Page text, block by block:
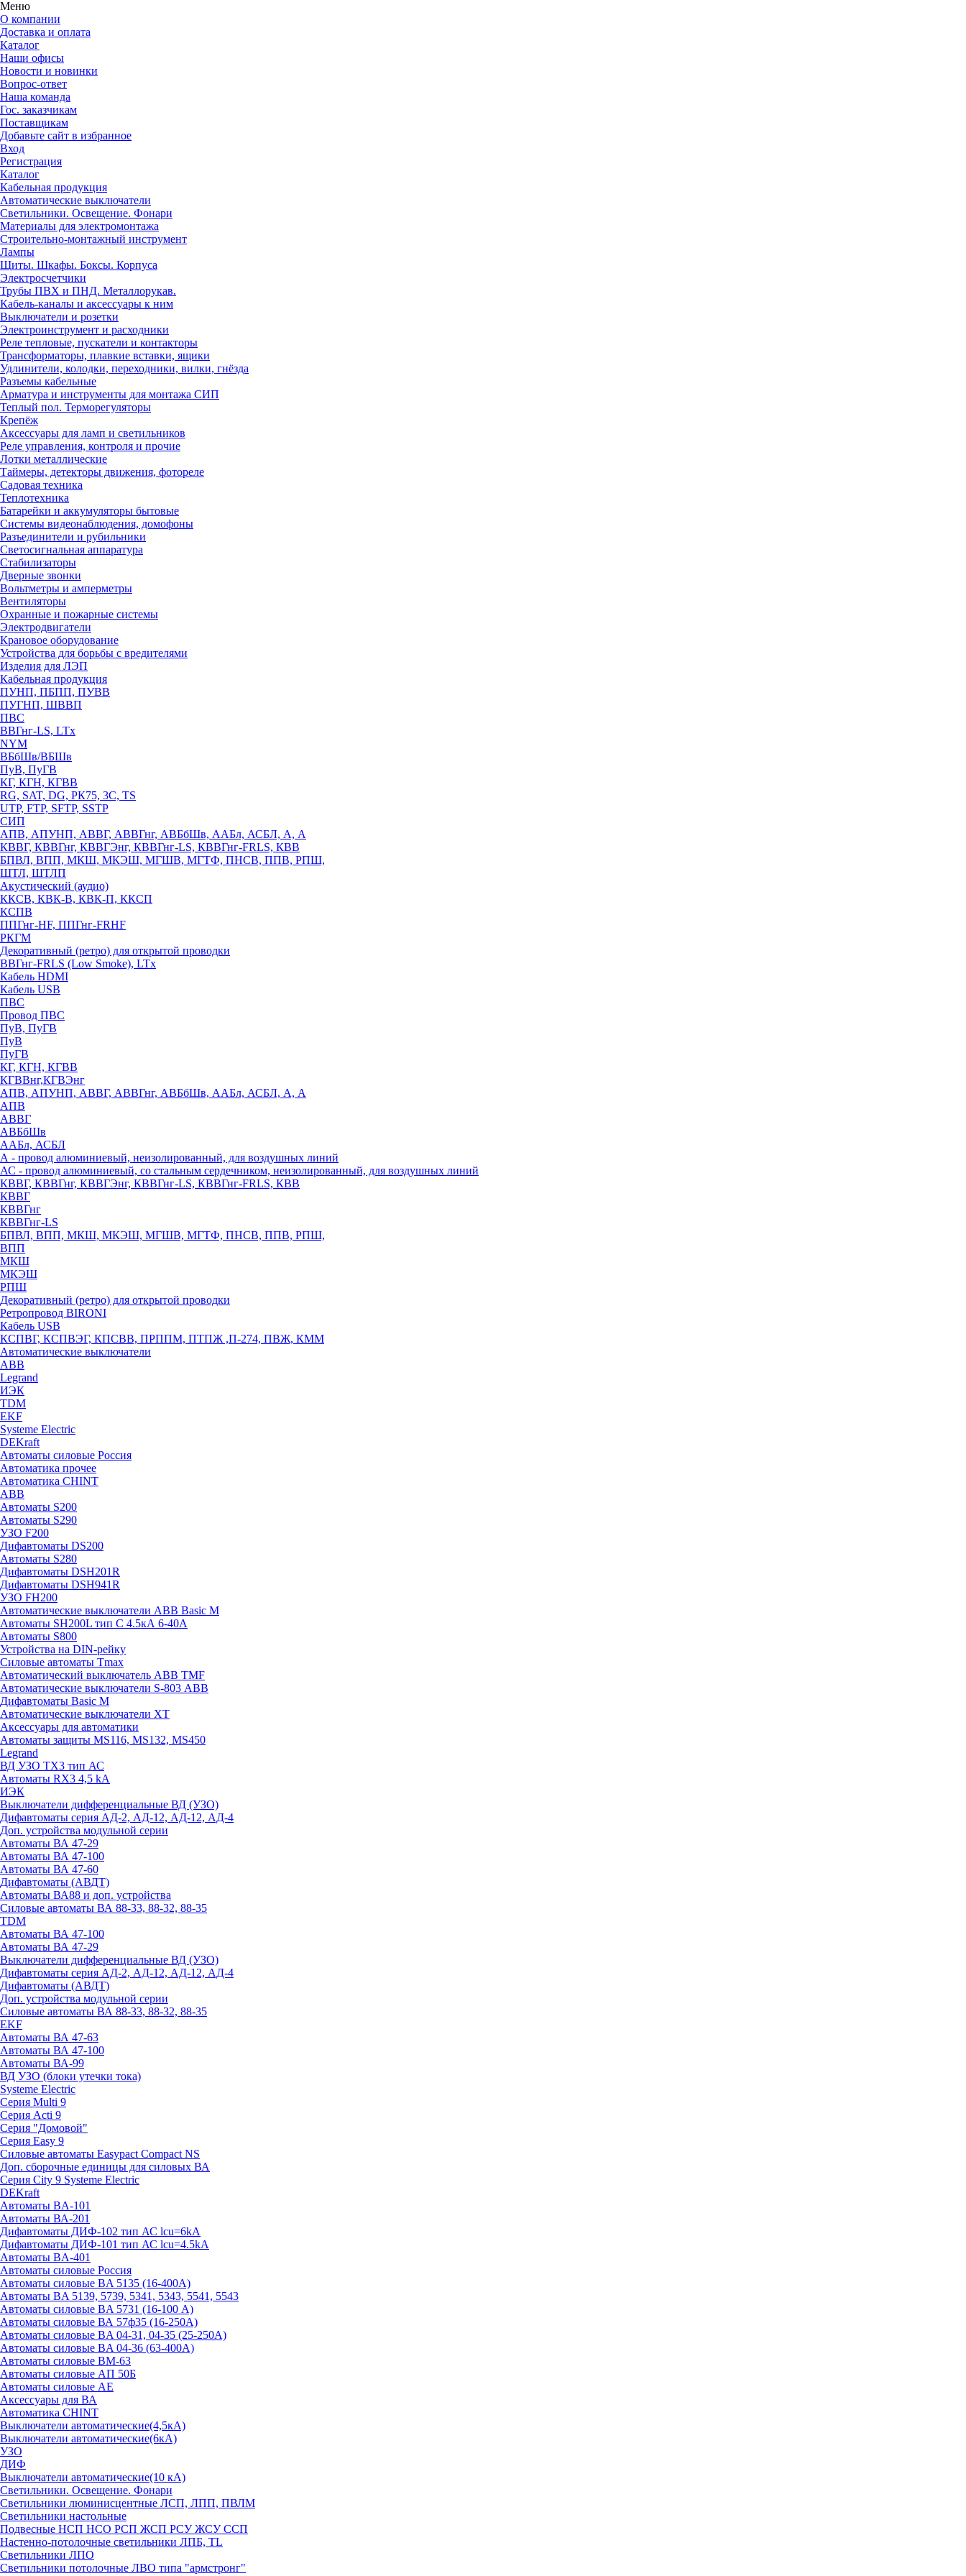
Меню
О компании
Доставка и оплата
Каталог
Наши офисы
Новости и новинки
Вопрос-ответ
Наша команда
Гос. заказчикам
Поставщикам
Добавьте сайт в избранное
Вход
Регистрация
Каталог
Кабельная продукция
Автоматические выключатели
Светильники. Освещение. Фонари
Материалы для электромонтажа
Строительно-монтажный инструмент
Лампы
Щиты. Шкафы. Боксы. Корпуса
Электросчетчики
Трубы ПВХ и ПНД. Металлорукав.
Кабель-каналы и аксессуары к ним
Выключатели и розетки
Электроинструмент и расходники
Реле тепловые, пускатели и контакторы
Трансформаторы, плавкие вставки, ящики
Удлинители, колодки, переходники, вилки, гнёзда
Разъемы кабельные
Арматура и инструменты для монтажа СИП
Теплый пол. Терморегуляторы
Крепёж
Аксессуары для ламп и светильников
Реле управления, контроля и прочие
Лотки металлические
Таймеры, детекторы движения, фотореле
Садовая техника
Теплотехника
Батарейки и аккумуляторы бытовые
Системы видеонаблюдения, домофоны
Разъединители и рубильники
Светосигнальная аппаратура
Стабилизаторы
Дверные звонки
Вольтметры и амперметры
Вентиляторы
Охранные и пожарные системы
Электродвигатели
Крановое оборудование
Устройства для борьбы с вредителями
Изделия для ЛЭП
Кабельная продукция
ПУНП, ПБПП, ПУВВ
ПУГНП, ШВВП
ПВС
ВВГнг-LS, LTx
NYM
ВБбШв/ВБШв
ПуВ, ПуГВ
КГ, КГН, КГВВ
RG, SAT, DG, РК75, 3С, TS
UTP, FTP, SFTP, SSTP
СИП
АПВ, АПУНП, АВВГ, АВВГнг, АВБбШв, ААБл, АСБЛ, А, А
КВВГ, КВВГнг, КВВГЭнг, КВВГнг-LS, КВВГнг-FRLS, КВВ
БПВЛ, ВПП, МКШ, МКЭШ, МГШВ, МГТФ, ПНСВ, ППВ, РПШ,
ШТЛ, ШТЛП
Акустический (аудио)
ККСВ, КВК-В, КВК-П, ККСП
КСПВ
ППГнг-HF, ППГнг-FRHF
РКГМ
Декоративный (ретро) для открытой проводки
ВВГнг-FRLS (Low Smoke), LTx
Кабель HDMI
Кабель USB
ПВС
Провод ПВС
ПуВ, ПуГВ
ПуВ
ПуГВ
КГ, КГН, КГВВ
КГВВнг,КГВЭнг
АПВ, АПУНП, АВВГ, АВВГнг, АВБбШв, ААБл, АСБЛ, А, А
АПВ
АВВГ
АВБбШв
ААБл, АСБЛ
А - провод алюминиевый, неизолированный, для воздушных линий
АС - провод алюминиевый, со стальным сердечником, неизолированный, для воздушных линий
КВВГ, КВВГнг, КВВГЭнг, КВВГнг-LS, КВВГнг-FRLS, КВВ
КВВГ
КВВГнг
КВВГнг-LS
БПВЛ, ВПП, МКШ, МКЭШ, МГШВ, МГТФ, ПНСВ, ППВ, РПШ,
ВПП
МКШ
МКЭШ
РПШ
Декоративный (ретро) для открытой проводки
Ретропровод BIRONI
Кабель USB
КСПВГ, КСПВЭГ, КПСВВ, ПРППМ, ПТПЖ ,П-274, ПВЖ, КММ
Автоматические выключатели
ABB
Legrand
ИЭК
TDM
EKF
Systeme Electric
DEKraft
Автоматы силовые Россия
Автоматика прочее
Автоматика CHINT
ABB
Автоматы S200
Автоматы S290
УЗО F200
Дифавтоматы DS200
Автоматы S280
Дифавтоматы DSH201R
Дифавтоматы DSH941R
УЗО FH200
Автоматические выключатели ABB Basic M
Автоматы SH200L тип С 4.5кА 6-40А
Автоматы S800
Устройства на DIN-рейку
Силовые автоматы Tmax
Автоматический выключатель ABB TMF
Автоматические выключатели S-803 АВВ
Дифавтоматы Basic M
Автоматические выключатели XT
Аксессуары для автоматики
Автоматы защиты MS116, MS132, MS450
Legrand
ВД УЗО TX3 тип АС
Автоматы RX3 4,5 kA
ИЭК
Выключатели дифференциальные ВД (УЗО)
Дифавтоматы серия АД-2, АД-12, АД-12, АД-4
Доп. устройства модульной серии
Автоматы ВА 47-29
Автоматы ВА 47-100
Автоматы ВА 47-60
Дифавтоматы (АВДТ)
Автоматы ВА88 и доп. устройства
Силовые автоматы ВА 88-33, 88-32, 88-35
TDM
Автоматы ВА 47-100
Автоматы ВА 47-29
Выключатели дифференциальные ВД (УЗО)
Дифавтоматы серия АД-2, АД-12, АД-12, АД-4
Дифавтоматы (АВДТ)
Доп. устройства модульной серии
Силовые автоматы ВА 88-33, 88-32, 88-35
EKF
Автоматы ВА 47-63
Автоматы ВА 47-100
Автоматы ВА-99
ВД УЗО (блоки утечки тока)
Systeme Electric
Серия Multi 9
Серия Acti 9
Серия "Домовой"
Серия Easy 9
Силовые автоматы Easypact Compact NS
Доп. сборочные единицы для силовых ВА
Серия City 9 Systeme Electric
DEKraft
Автоматы BA-101
Автоматы ВА-201
Дифавтоматы ДИФ-102 тип АС lcu=6kA
Дифавтоматы ДИФ-101 тип АС lcu=4.5kA
Автоматы BA-401
Автоматы силовые Россия
Автоматы силовые BA 5135 (16-400А)
Автоматы BA 5139, 5739, 5341, 5343, 5541, 5543
Автоматы силовые BA 5731 (16-100 А)
Автоматы силовые ВА 57ф35 (16-250А)
Автоматы силовые BA 04-31, 04-35 (25-250А)
Автоматы силовые BA 04-36 (63-400А)
Автоматы силовые ВМ-63
Автоматы силовые АП 50Б
Автоматы силовые АЕ
Аксессуары для ВА
Автоматика CHINT
Выключатели автоматические(4,5кА)
Выключатели автоматические(6кА)
УЗО
ДИФ
Выключатели автоматические(10 кА)
Светильники. Освещение. Фонари
Светильники люминисцентные ЛСП, ЛПП, ПВЛМ
Светильники настольные
Подвесные НСП НСО РСП ЖСП РСУ ЖСУ ССП
Настенно-потолочные светильники ЛПБ, TL
Светильники ЛПО
Светильники потолочные ЛВО типа "армстронг"